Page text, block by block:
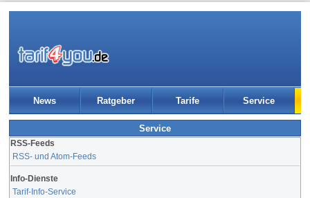
News Ratgeber Tarife Service
Service
RSS-Feeds
RSS- und Atom-Feeds
Info-Dienste
Tarif-Info-Service